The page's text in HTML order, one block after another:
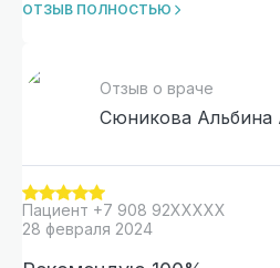
ОТЗЫВ ПОЛНОСТЬЮ
Отзыв о враче
Сюникова Альбина
Пациент +7 908 92XXXXX
28 февраля 2024